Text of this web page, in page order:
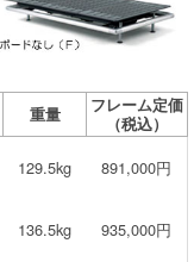
重量
フレーム定価
（税込）
129.5kg 891,000円
136.5kg 935,000円